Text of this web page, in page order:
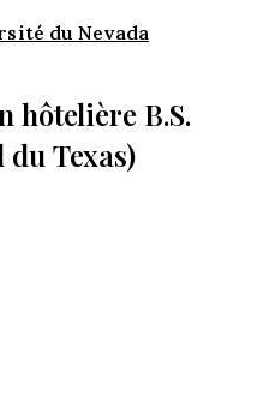
du Nevada
hôtelière B.S.
Texas)